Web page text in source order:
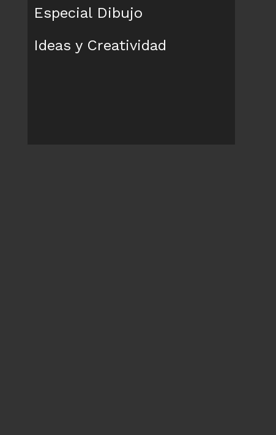
Especial Dibujo
Ideas y Creatividad